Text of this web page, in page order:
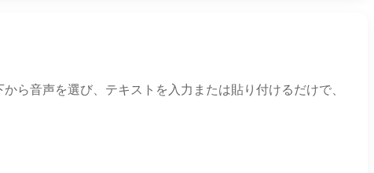
ら音声を選び、テキストを入力または貼り付けるだけで、